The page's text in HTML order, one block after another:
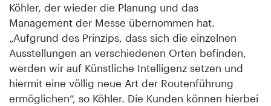
Köhler, der wieder die Planung und das
Management der Messe übernommen hat.
„Aufgrund des Prinzips, dass sich die einzelnen
Ausstellungen an verschiedenen Orten befinden,
werden wir auf Künstliche Intelligenz setzen und
hiermit eine völlig neue Art der Routenführung
ermöglichen“, so Köhler. Die Kunden können hierbei